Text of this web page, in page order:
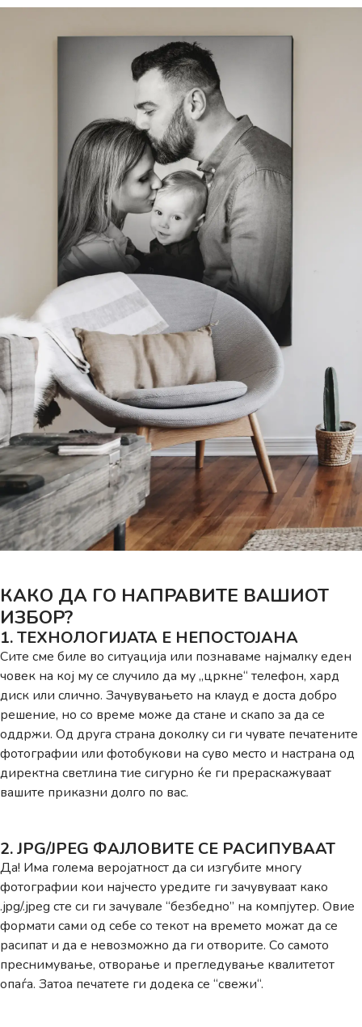
КАКО ДА ГО НАПРАВИТЕ ВАШИОТ
ИЗБОР?​
1. ТЕХНОЛОГИЈАТА Е НЕПОСТОЈАНА
Сите сме биле во ситуација или познаваме најмалку еден
човек на кој му се случило да му „цркне“ телефон, хард
диск или слично. Зачувувањето на клауд е доста добро
решение, но со време може да стане и скапо за да се
оддржи. Од друга страна доколку си ги чувате печатените
фотографии или фотобукови на суво место и настрана од
директна светлина тие сигурно ќе ги прераскажуваат
вашите приказни долго по вас.
2. JPG/JPEG ФАЈЛОВИТЕ СЕ РАСИПУВААТ
Да! Има голема веројатност да си изгубите многу
фотографии кои најчесто уредите ги зачувуваат како
.jpg/.jpeg сте си ги зачувале “безбедно” на компјутер. Овие
формати сами од себе со текот на времето можат да се
расипат и да е невозможно да ги отворите. Со самото
преснимување, отворање и прегледување квалитетот
опаѓа. Затоа печатете ги додека се “свежи“.